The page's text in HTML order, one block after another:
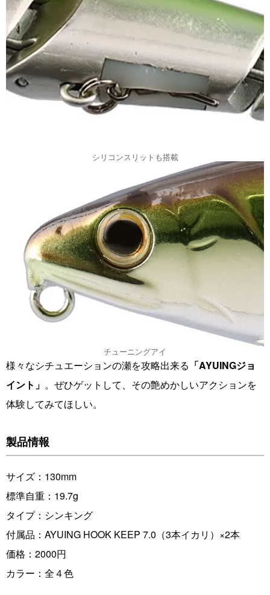
シリコンスリットも搭載
チューニングアイ
様々なシチュエーションの瀬を攻略出来る 「AYUINGジョ
イント」 。ぜひゲットして、その艶めかしいアクションを
体験してみてほしい。
製品情報
サイズ：130mm
標準自重：19.7g
タイプ：シンキング
付属品：AYUING HOOK KEEP 7.0（3本イカリ）×2本
価格：2000円
カラー：全４色